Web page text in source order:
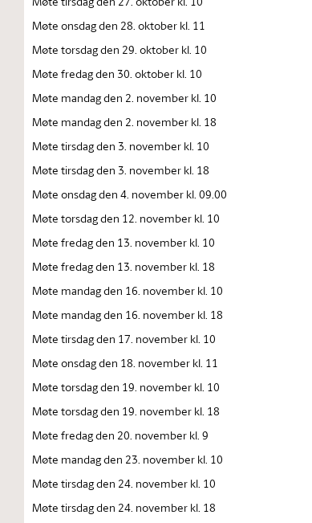
Møte onsdag den 28. oktober kl. 11
Møte torsdag den 29. oktober kl. 10
Møte fredag den 30. oktober kl. 10
Møte mandag den 2. november kl. 10
Møte mandag den 2. november kl. 18
Møte tirsdag den 3. november kl. 10
Møte tirsdag den 3. november kl. 18
Møte onsdag den 4. november kl. 09.00
Møte torsdag den 12. november kl. 10
Møte fredag den 13. november kl. 10
Møte fredag den 13. november kl. 18
Møte mandag den 16. november kl. 10
Møte mandag den 16. november kl. 18
Møte tirsdag den 17. november kl. 10
Møte onsdag den 18. november kl. 11
Møte torsdag den 19. november kl. 10
Møte torsdag den 19. november kl. 18
Møte fredag den 20. november kl. 9
Møte mandag den 23. november kl. 10
Møte tirsdag den 24. november kl. 10
Møte tirsdag den 24. november kl. 18